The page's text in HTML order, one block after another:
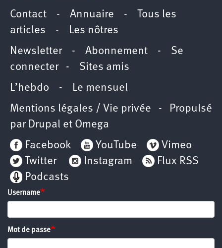
Contact - Annuaire -
Tous les
articles - Les nôtres
Newsletter- Abonnement - Se
connecter- Sites amis
L’hebdo - Le mensuel
Mentions légales / Vie privée - Propulsé
par Drupal et Omega
Facebook
YouTube
Vimeo
Twitter
Instagram
Flux RSS
Podcasts
Username
Mot de passe